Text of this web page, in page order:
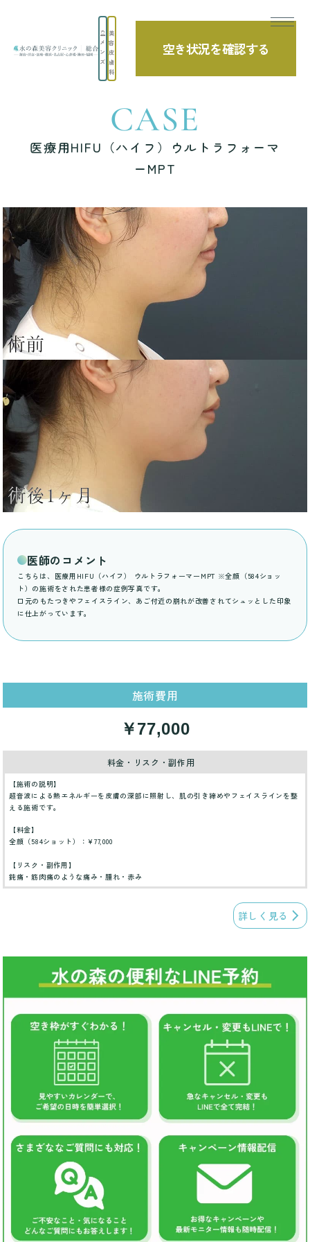
メ
ン
ズ
美
容
皮
膚
科
空き状況を確認する
TOP 症例写真 医療用HIFU（ハイフ）ウルトラフォーマーMPT
CASE
医療用HIFU（ハイフ）ウルトラフォーマ
ーMPT
医師のコメント
こちらは、医療用HIFU（ハイフ） ウルトラフォーマーMPT ※全顔（584ショッ
ト）の施術をされた患者様の症例写真です。
口元のもたつきやフェイスライン、あご付近の崩れが改善されてシュッとした印象
に仕上がっています。
施術費用
￥77,000
料金・リスク・副作用
【施術の説明】
超音波による熱エネルギーを皮膚の深部に照射し、肌の引き締めやフェイスラインを整
える施術です。
【料金】
全顔（584ショット）：¥77,000
【リスク・副作用】
鈍痛・筋肉痛のような痛み・腫れ・赤み
詳しく見る